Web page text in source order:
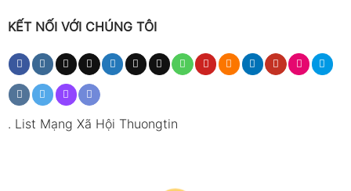
KẾT NỐI VỚI CHÚNG TÔI
. List Mạng Xã Hội Thuongtin